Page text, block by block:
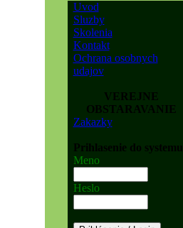
Uvod
Sluzby
Skolenia
Kontakt
Ochrana osobnych
udajov
VEREJNE
OBSTARAVANIE
Zakazky
Prihlasenie do systemu
Meno
Heslo